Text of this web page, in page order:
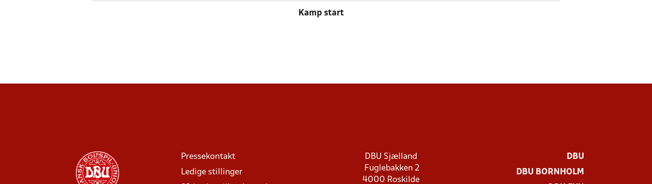
Kamp start
Pressekontakt
Ledige stillinger
DBU Sjælland
Fuglebakken 2
4000 Roskilde
DBU
DBU BORNHOLM